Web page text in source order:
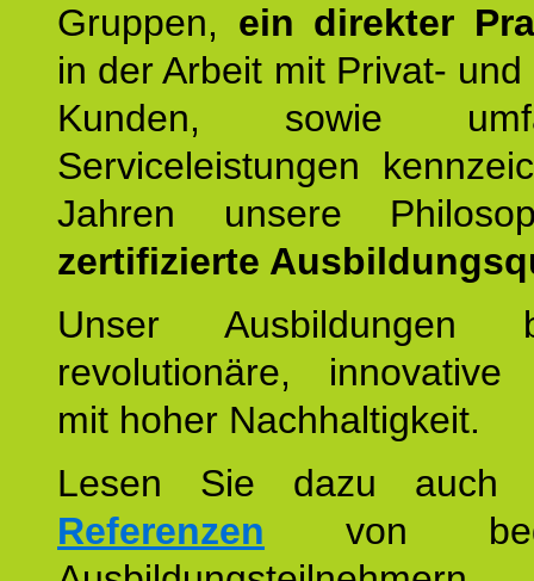
Gruppen, ein direkter
in der Arbeit mit Privat-
Kunden, sowie
Serviceleistungen
Jahren unsere
zertifizierte
Unser Ausbildungen
revolutionäre, innovative
mit hoher Nachhaltigkeit.
Lesen Sie dazu
Referenzen von